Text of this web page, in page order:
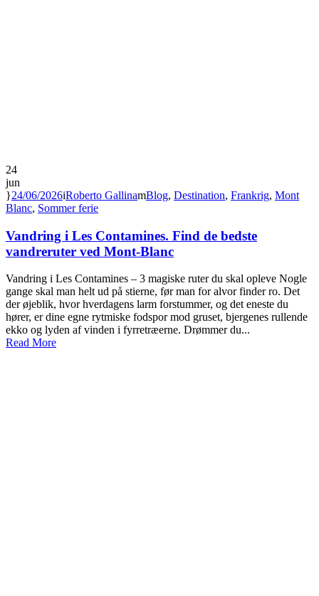
24
jun
24/06/2026 Roberto Gallina Blog, Destination, Frankrig, Mont
Blanc, Sommer ferie
Vandring i Les Contamines. Find de bedste
vandreruter ved Mont-Blanc
Vandring i Les Contamines – 3 magiske ruter du skal opleve Nogle
gange skal man helt ud på stierne, før man for alvor finder ro. Det
der øjeblik, hvor hverdagens larm forstummer, og det eneste du
hører, er dine egne rytmiske fodspor mod gruset, bjergenes rullende
ekko og lyden af vinden i fyrretræerne. Drømmer du...
Read More